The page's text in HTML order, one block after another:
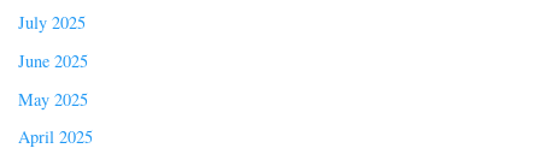
July 2025
June 2025
May 2025
April 2025